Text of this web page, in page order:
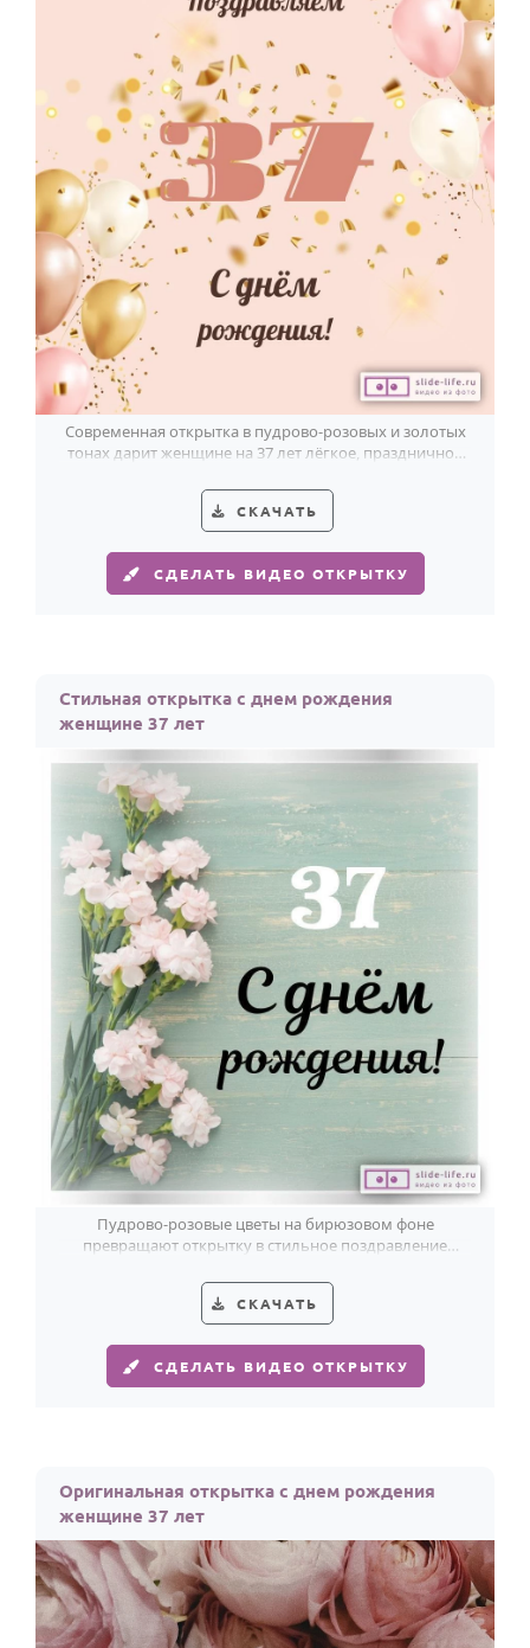
Современная открытка в пудрово-розовых и золотых
тонах дарит женщине на 37 лет лёгкое, праздничное
СКАЧАТЬ
СДЕЛАТЬ ВИДЕО ОТКРЫТКУ
Стильная открытка с днем рождения
женщине 37 лет
Пудрово-розовые цветы на бирюзовом фоне
превращают открытку в стильное поздравление
СКАЧАТЬ
СДЕЛАТЬ ВИДЕО ОТКРЫТКУ
Оригинальная открытка с днем рождения
женщине 37 лет